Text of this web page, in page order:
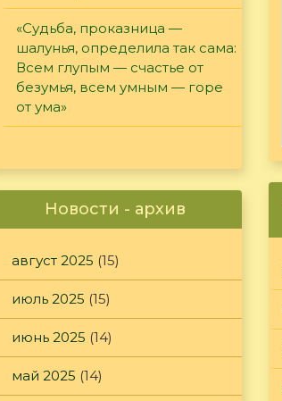
«Судьба, проказница —
шалунья, определила так сама:
Всем глупым — счастье от
безумья, всем умным — горе
от ума»
Новости - архив
август 2025 (15)
июль 2025 (15)
июнь 2025 (14)
май 2025 (14)